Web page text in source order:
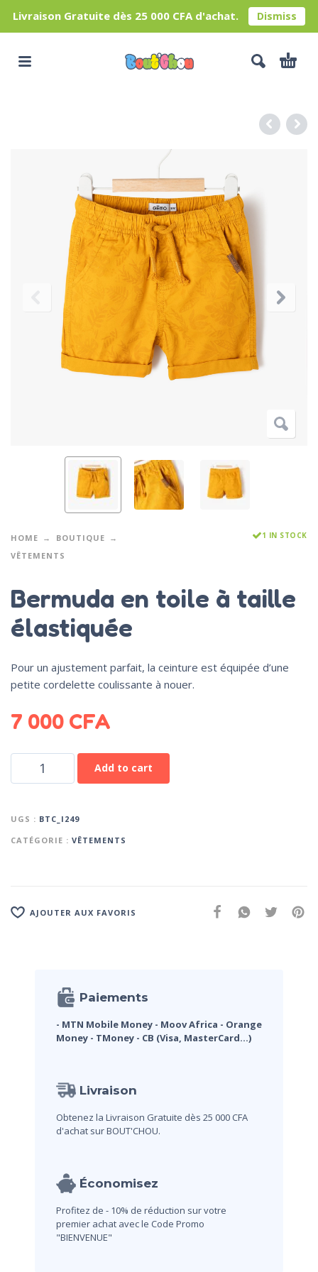
Livraison Gratuite dès 25 000 CFA d'achat. Dismiss
HOME
BOUTIQUE
VÊTEMENTS
1 IN STOCK
Bermuda en toile à taille
élastiquée
Pour un ajustement parfait, la ceinture est équipée d’une
petite cordelette coulissante à nouer.
7 000 CFA
Add to cart
UGS : BTC_I249
CATÉGORIE : VÊTEMENTS
AJOUTER AUX FAVORIS
Paiements
- MTN Mobile Money - Moov Africa - Orange
Money - TMoney - CB (Visa, MasterCard...)
Livraison
Obtenez la Livraison Gratuite dès 25 000 CFA
d'achat sur BOUT'CHOU.
Économisez
Profitez de - 10% de réduction sur votre
premier achat avec le Code Promo
"BIENVENUE"